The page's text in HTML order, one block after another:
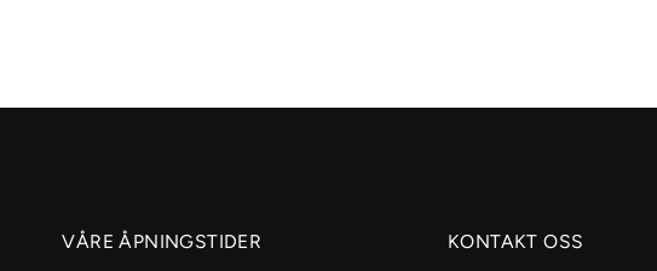
VÅRE ÅPNINGSTIDER KONTAKT OSS